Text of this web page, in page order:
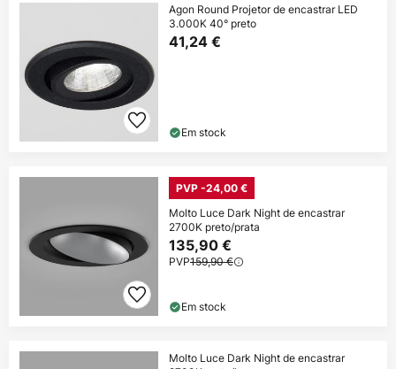
Agon Round Projetor de encastrar LED
3.000K 40° preto
41,24 €
Em stock
PVP -24,00 €
Molto Luce Dark Night de encastrar
2700K preto/prata
135,90 €
PVP159,90 €
Em stock
Molto Luce Dark Night de encastrar